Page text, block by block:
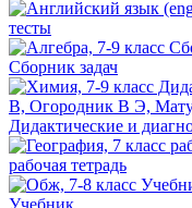
тесты
Сборник задач
Дидактические и
рабочая тетрадь